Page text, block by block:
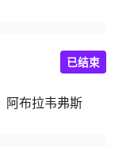
阿布拉韦弗斯
已结束